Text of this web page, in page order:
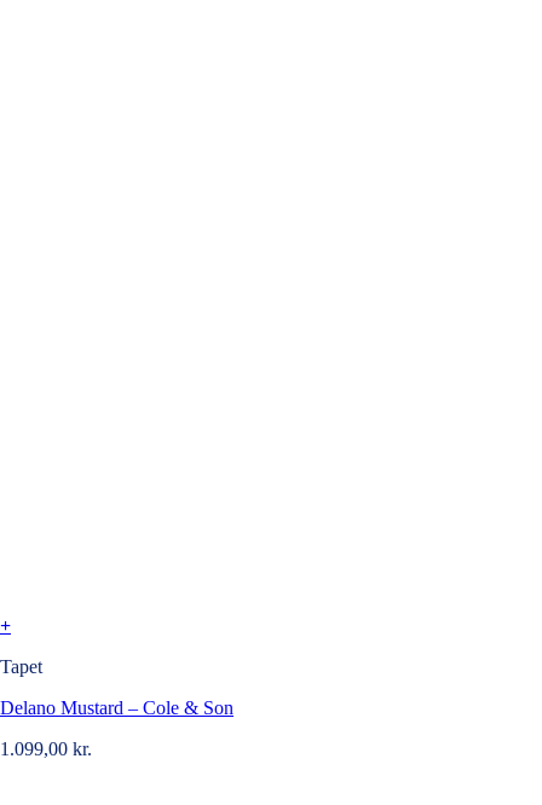
+
Tapet
Delano Mustard – Cole & Son
1.099,00 kr.